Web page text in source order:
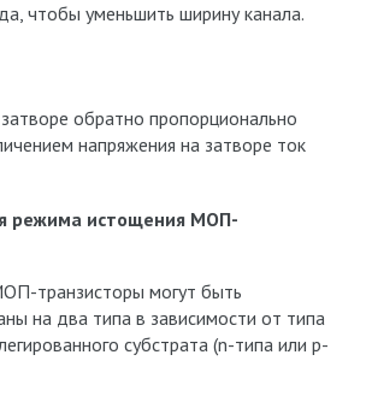
чтобы уменьшить ширину канала.
обратно пропорционально
напряжения на затворе ток
режима истощения МОП-
транзисторы могут быть
на два типа в зависимости от типа
субстрата (n-типа или p-